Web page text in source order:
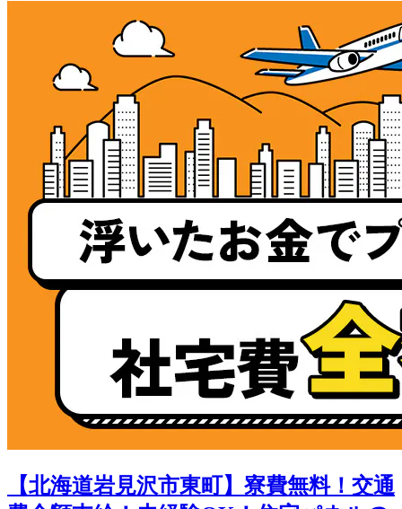
【北海道岩見沢市東町】寮費無料！交通